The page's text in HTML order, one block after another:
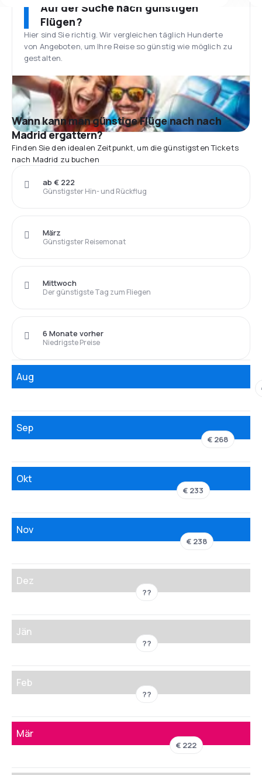
Auf der Suche nach günstigen
Flügen?
Hier sind Sie richtig. Wir vergleichen täglich Hunderte
von Angeboten, um Ihre Reise so günstig wie möglich zu
gestalten.
Wann kann man günstige Flüge nach nach
Madrid ergattern?
Finden Sie den idealen Zeitpunkt, um die günstigsten Tickets
nach Madrid zu buchen
Günstigster Hin- und Rückflug
ab € 222
Günstigster Reisemonat
März
Der günstigste Tag zum Fliegen
Mittwoch
Niedrigste Preise
6 Monate vorher
Aug
Sep
€ 268
Okt
€ 233
Nov
€ 238
Dez
??
Jän
??
Feb
??
Mär
€ 222